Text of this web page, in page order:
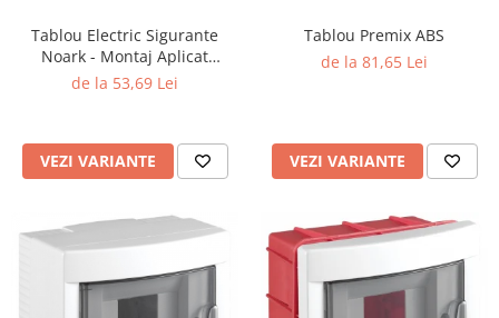
Tablou Electric Sigurante
Noark - Montaj Aplicat
(Seletati Nr. Module)
de la 53,69 Lei
VEZI VARIANTE
Tablou Premix ABS
de la 81,65 Lei
VEZI VARIANTE